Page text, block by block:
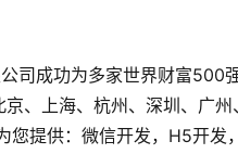
司成功为多家世界财富500
、上海、杭州、深圳、广
您提供：微信开发，H5开发